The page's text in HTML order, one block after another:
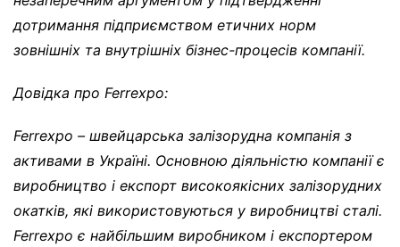
дотримання підприємством етичних норм
зовнішніх та внутрішніх бізнес-процесів компанії.
Довідка про Ferrexpo:
Ferrexpo – швейцарська залізорудна компанія з
активами в Україні. Основною діяльністю компанії є
виробництво і експорт високоякісних залізорудних
окатків, які використовуються у виробництві сталі.
Ferrexpo є найбільшим виробником і експортером